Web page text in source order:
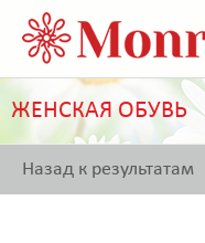
ЖЕНСКАЯ ОБУВЬ
Назад к результатам